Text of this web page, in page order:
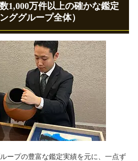
1,000万件以上の確かな鑑定
ググループ全体）
ープの豊富な鑑定実績を元に、一点ず